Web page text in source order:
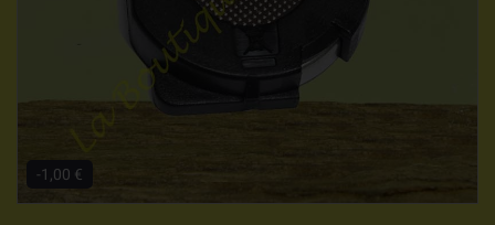
-1,00 €